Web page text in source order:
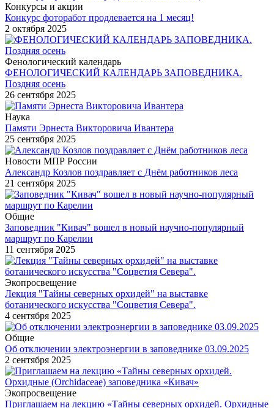
Конкурсы и акции
Конкурс фоторабот продлевается на 1 месяц!
2 октября 2025
Фенологический календарь
ФЕНОЛОГИЧЕСКИЙ КАЛЕНДАРЬ ЗАПОВЕДНИКА.
Поздняя осень
26 сентября 2025
Наука
Памяти Эрнеста Викторовича Ивантера
25 сентября 2025
Новости МПР России
Александр Козлов поздравляет с Днём работников леса
21 сентября 2025
Общие
Заповедник "Кивач" вошел в новый научно-популярный
маршрут по Карелии
11 сентября 2025
Экопросвещение
Лекция "Тайны северных орхидей" на выставке
ботанического искусства "Соцветия Севера".
4 сентября 2025
Общие
Об отключении электроэнергии в заповеднике 03.09.2025
2 сентября 2025
Экопросвещение
Приглашаем на лекцию «Тайны северных орхидей. Орхидные